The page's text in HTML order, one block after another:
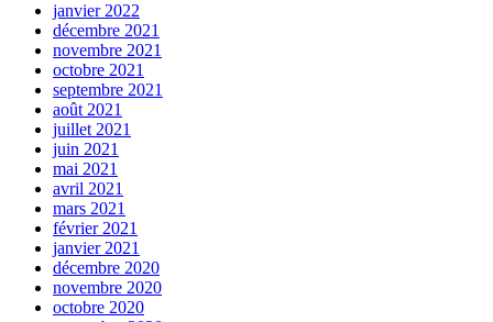
janvier 2022
décembre 2021
novembre 2021
octobre 2021
septembre 2021
août 2021
juillet 2021
juin 2021
mai 2021
avril 2021
mars 2021
février 2021
janvier 2021
décembre 2020
novembre 2020
octobre 2020